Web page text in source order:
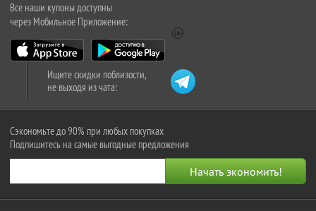
Все наши купоны доступны
через Мобильное Приложение:
Ищите скидки поблизости,
не выходя из чата:
Сэкономьте до 90% при любых покупках
Подпишитесь на самые выгодные предложения